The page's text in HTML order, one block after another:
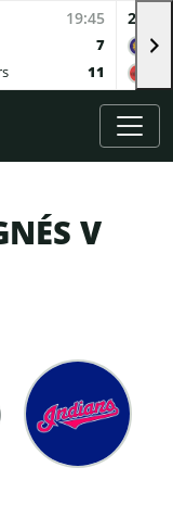
19:45
7
11
27
V